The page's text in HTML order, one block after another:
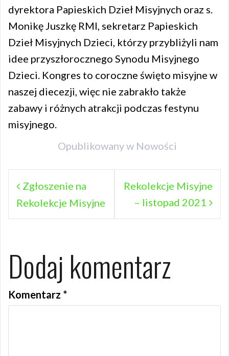
dyrektora Papieskich Dzieł Misyjnych oraz s.
Monikę Juszkę RMI, sekretarz Papieskich
Dzieł Misyjnych Dzieci, którzy przybliżyli nam
idee przyszłorocznego Synodu Misyjnego
Dzieci. Kongres to coroczne święto misyjne w
naszej diecezji, więc nie zabrakło także
zabawy i różnych atrakcji podczas festynu
misyjnego.
Opublikowany w Nowości
Nawigacja
wpisu
Zgłoszenie na
Rekolekcje Misyjne
Rekolekcje Misyjne
– listopad 2021
Dodaj komentarz
Komentarz *